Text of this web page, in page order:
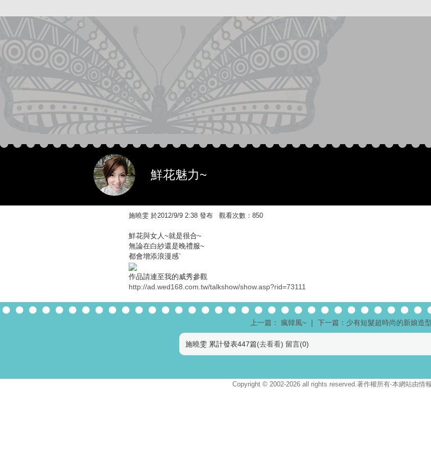
鮮花魅力~
施曉雯 於2012/9/9 2:38 發布 觀看次數：850
鮮花與女人~就是很合~
無論在白紗還是晚禮服~
都會增添浪漫感`
作品請連至我的威秀參觀
http://ad.wed168.com.tw/talkshow/show.asp?rid=73111
上一篇： 瘋韓風~ ｜ 下一篇：少有短髮超時尚的新娘造
施曉雯 累計發表447篇(去看看) 留言(0)
Copyright © 2002-2026 all rights reserved.著作權所有‧本網站由情